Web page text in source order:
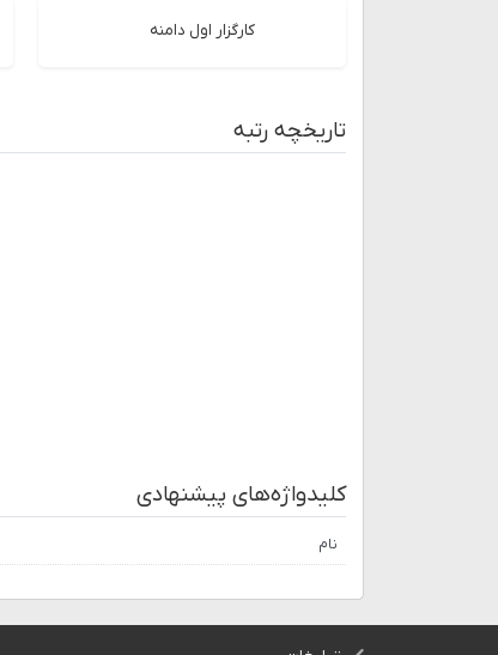
کارگزار اول دامنه
تاریخچه رتبه
کلیدواژه‌های پیشنهادی
نام